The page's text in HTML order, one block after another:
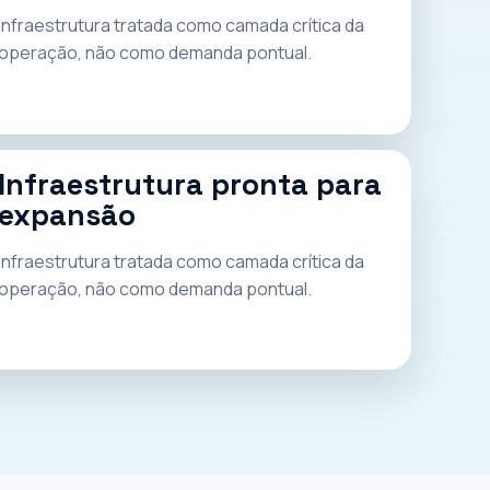
tratada como camada crítica da
não como demanda pontual.
pronta para
tratada como camada crítica da
não como demanda pontual.